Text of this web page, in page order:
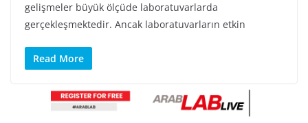
gelişmeler büyük ölçüde laboratuvarlarda
gerçekleşmektedir. Ancak laboratuvarların etkin
Read More